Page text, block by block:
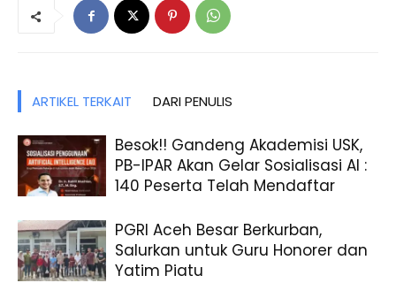
ARTIKEL TERKAIT DARI PENULIS
Besok!! Gandeng Akademisi USK,
PB-IPAR Akan Gelar Sosialisasi AI :
140 Peserta Telah Mendaftar
PGRI Aceh Besar Berkurban,
Salurkan untuk Guru Honorer dan
Yatim Piatu